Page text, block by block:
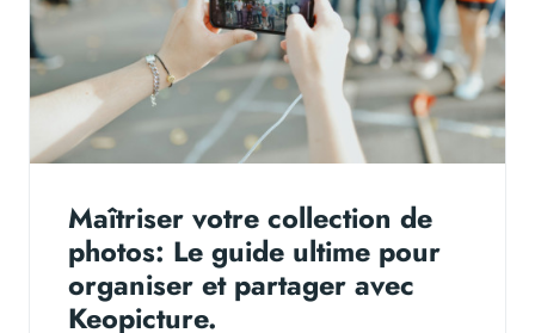
Maîtriser votre collection de
photos: Le guide ultime pour
organiser et partager avec
Keopicture.